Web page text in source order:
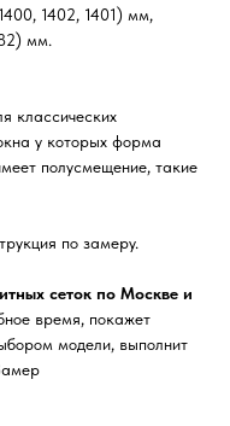
1402, 1401) мм,
мм.
классических
у которых форма
полусмещение, такие
по замеру.
сеток по Москве и
время, покажет
модели, выполнит